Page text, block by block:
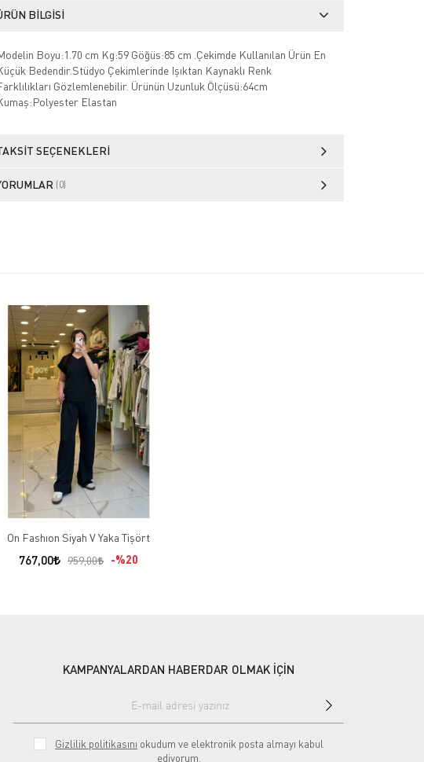
BILGISI
Boyu:1.70 cm Kg:59 Göğüs:85 cm .Çekimde Kullanılan Ürün En
Bedendir.Stüdyo Çekimlerinde Işıktan Kaynaklı Renk
Gözlemlenebilir. Ürünün Uzunluk Ölçüsü:64cm
Elastan
SEÇENEKLERI
(0)
On Fashıon Siyah V Yaka Tişört
767,00 959,00 %20
KAMPANYALARDAN HABERDAR OLMAK İÇİN
Gizlilik politikasını okudum ve elektronik posta almayı kabul
ediyorum.